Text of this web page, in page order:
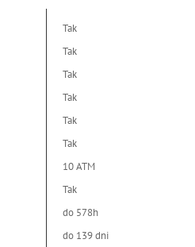
Tak
Tak
Tak
Tak
Tak
Tak
10 ATM
Tak
do 578h
do 139 dni